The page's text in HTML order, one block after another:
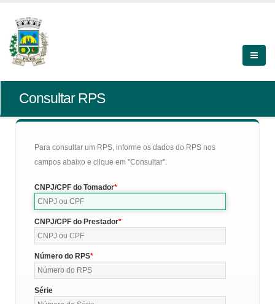
Consultar RPS
Para consultar um RPS, informe os dados do RPS nos
campos abaixo e clique em "Consultar".
CNPJ/CPF do Tomador
CNPJ/CPF do Prestador
Número do RPS
Série